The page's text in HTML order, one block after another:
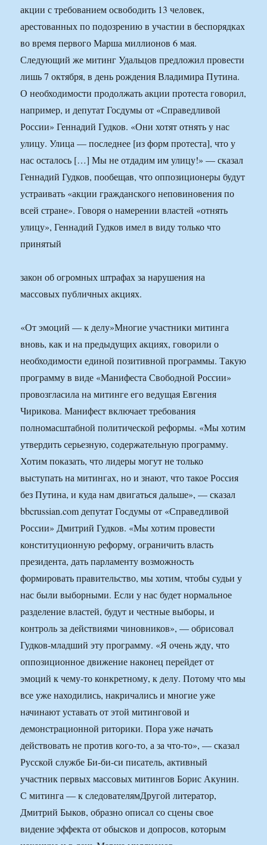
акции с требованием освободить 13 человек,
арестованных по подозрению в участии в беспорядках
во время первого Марша миллионов 6 мая.
Следующий же митинг Удальцов предложил провести
лишь 7 октября, в день рождения Владимира Путина.
О необходимости продолжать акции протеста говорил,
например, и депутат Госдумы от «Справедливой
России» Геннадий Гудков. «Они хотят отнять у нас
улицу. Улица — последнее [из форм протеста], что у
нас осталось […] Мы не отдадим им улицу!» — сказал
Геннадий Гудков, пообещав, что оппозиционеры будут
устраивать «акции гражданского неповиновения по
всей стране». Говоря о намерении властей «отнять
улицу», Геннадий Гудков имел в виду только что
принятый
закон об огромных штрафах за нарушения на
массовых публичных акциях.
«От эмоций — к делу»Многие участники митинга
вновь, как и на предыдущих акциях, говорили о
необходимости единой позитивной программы. Такую
программу в виде «Манифеста Свободной России»
провозгласила на митинге его ведущая Евгения
Чирикова. Манифест включает требования
полномасштабной политической реформы. «Мы хотим
утвердить серьезную, содержательную программу.
Хотим показать, что лидеры могут не только
выступать на митингах, но и знают, что такое Россия
без Путина, и куда нам двигаться дальше», — сказал
bbcrussian.com депутат Госдумы от «Справедливой
России» Дмитрий Гудков. «Мы хотим провести
конституционную реформу, ограничить власть
президента, дать парламенту возможность
формировать правительство, мы хотим, чтобы судьи у
нас были выборными. Если у нас будет нормальное
разделение властей, будут и честные выборы, и
контроль за действиями чиновников», — обрисовал
Гудков-младший эту программу. «Я очень жду, что
оппозиционное движение наконец перейдет от
эмоций к чему-то конкретному, к делу. Потому что мы
все уже находились, накричались и многие уже
начинают уставать от этой митинговой и
демонстрационной риторики. Пора уже начать
действовать не против кого-то, а за что-то», — сказал
Русской службе Би-би-си писатель, активный
участник первых массовых митингов Борис Акунин.
С митинга — к следователямДругой литератор,
Дмитрий Быков, образно описал со сцены свое
видение эффекта от обысков и допросов, которым